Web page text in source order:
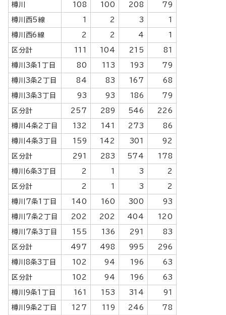
樽川 108 100 208 79
樽川西5線 1 2 3 1
樽川西6線 2 2 4 1
区分計 111 104 215 81
樽川3条1丁目 80 113 193 79
樽川3条2丁目 84 83 167 68
樽川3条3丁目 93 93 186 79
区分計 257 289 546 226
樽川4条2丁目 132 141 273 86
樽川4条3丁目 159 142 301 92
区分計 291 283 574 178
樽川6条3丁目 2 1 3 2
区分計 2 1 3 2
樽川7条1丁目 140 160 300 93
樽川7条2丁目 202 202 404 120
樽川7条3丁目 155 136 291 83
区分計 497 498 995 296
樽川8条3丁目 102 94 196 63
区分計 102 94 196 63
樽川9条1丁目 161 153 314 91
樽川9条2丁目 127 119 246 78